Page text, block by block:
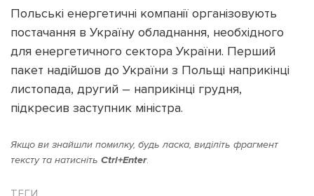
Польські енергетичні компанії організовують
постачання в Україну обладнання, необхідного
для енергетичного сектора України. Перший
пакет надійшов до України з Польщі наприкінці
листопада, другий – наприкінці грудня,
підкресив заступник міністра.
Якщо ви знайшли помилку, будь ласка, виділіть фрагмент
тексту та натисніть Ctrl+Enter.